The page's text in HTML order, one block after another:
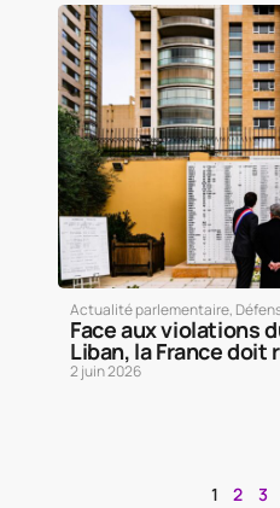
Actualité parlementaire,
Face aux violations
Liban, la France doit
2 juin 2026
1 2 3